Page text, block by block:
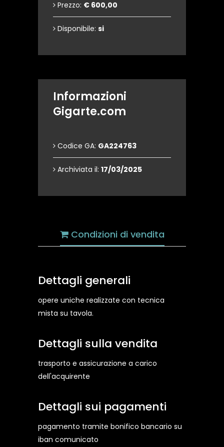
Prezzo: € 600,00
Disponibile: si
Informazioni
Gigarte.com
Codice GA: GA224763
Archiviata il: 17/03/2025
Condizioni di vendita
Dettagli generali
opere uniche realizzate con tecnica
mista su tavola.
Dettagli sulla vendita
trasporto e assicurazione a carico
dell'acquirente
Dettagli sui pagamenti
pagamento tramite bonifico bancario su
iban comunicato